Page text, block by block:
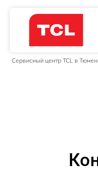
Сервисный центр TCL в